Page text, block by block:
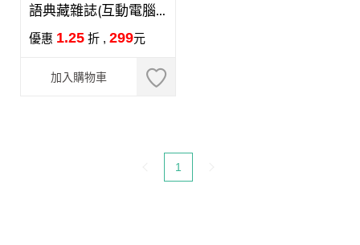
語典藏雜誌(互動電腦
下載版)-小冊子隨機附
優惠 1.25 折 , 299元
加入購物車
目前頁碼：
1